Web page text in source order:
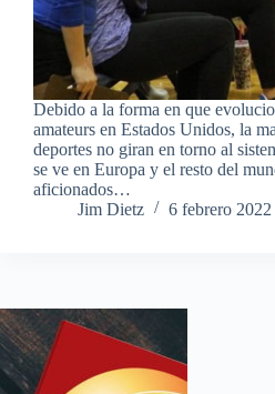
Debido a la forma en que
amateurs en Estados Unidos, la
deportes no giran en torno al
se ve en Europa y el resto del
aficionados…
Jim Dietz
6 febrero 2022